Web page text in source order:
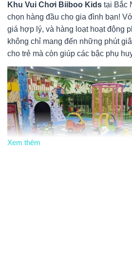
Ban quản lý
29/11/24
Hà Nội, Việt Nam
Khu Vui Chơi Biiboo Kids
Khu Vui Chơi Biiboo Kids tại Bắc
chọn hàng đầu cho gia đình bạn!
giá hợp lý, và hàng loạt hoạt động
không chỉ mang đến những phút
cho trẻ mà còn giúp các bậc phụ
Xem thêm